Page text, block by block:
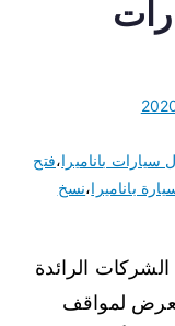
سيارات باناميرا،فتح
باناميرا،نسخ
الرائدة
لمواقف